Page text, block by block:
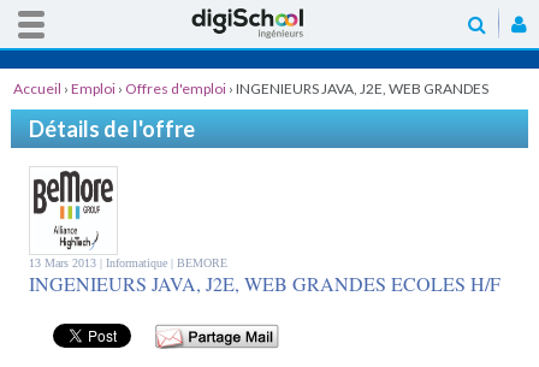
Accueil › Emploi › Offres d'emploi › INGENIEURS JAVA, J2E, WEB GRANDES
ECOLES H/F
Détails de l'offre
13 Mars 2013 | Informatique | BEMORE
INGENIEURS JAVA, J2E, WEB GRANDES ECOLES H/F